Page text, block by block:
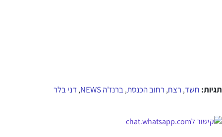
תגיות: חשד, רצח, רחוב הכנסת,ברנז'ה NEWS , דני בלר